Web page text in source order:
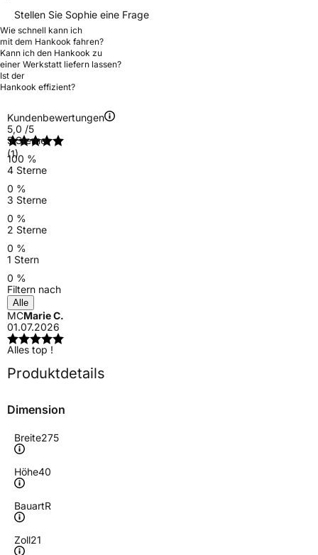
Stellen Sie Sophie eine Frage
Wie schnell kann ich
mit dem Hankook fahren?
Kann ich den Hankook zu
einer Werkstatt liefern lassen?
Ist der
Hankook effizient?
Kundenbewertungen
5,0 /5
(1)
5 Sterne
100 %
4 Sterne
0 %
3 Sterne
0 %
2 Sterne
0 %
1 Stern
0 %
Filtern nach
Alle
MCMarie C.
01.07.2026
Alles top !
Produktdetails
Dimension
Breite275
Höhe40
BauartR
Zoll21